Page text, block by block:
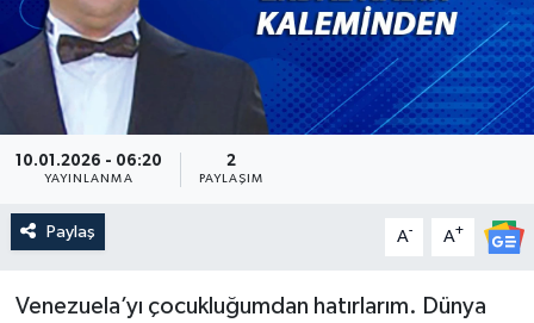
10.01.2026 - 06:20
YAYINLANMA
2
PAYLAŞIM
Paylaş A- A+
Venezuela’yı çocukluğumdan hatırlarım. Dünya
Güncel
Kültür & Sanat
Magazin
Resmi İlan